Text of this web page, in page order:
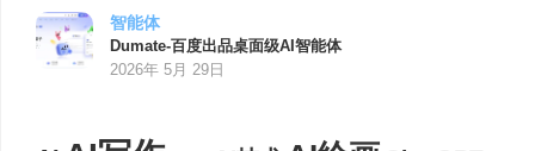
智能体
Dumate-百度出品桌面级AI智能体
2026年 5月 29日